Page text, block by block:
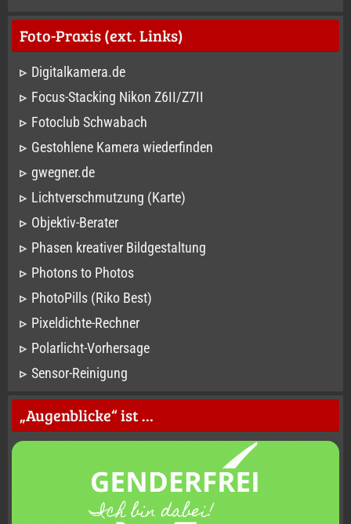
Foto-Praxis (ext. Links)
Digitalkamera.de
Focus-Stacking Nikon Z6II/Z7II
Fotoclub Schwabach
Gestohlene Kamera wiederfinden
gwegner.de
Lichtverschmutzung (Karte)
Objektiv-Berater
Phasen kreativer Bildgestaltung
Photons to Photos
PhotoPills (Riko Best)
Pixeldichte-Rechner
Polarlicht-Vorhersage
Sensor-Reinigung
„Augenblicke“ ist …